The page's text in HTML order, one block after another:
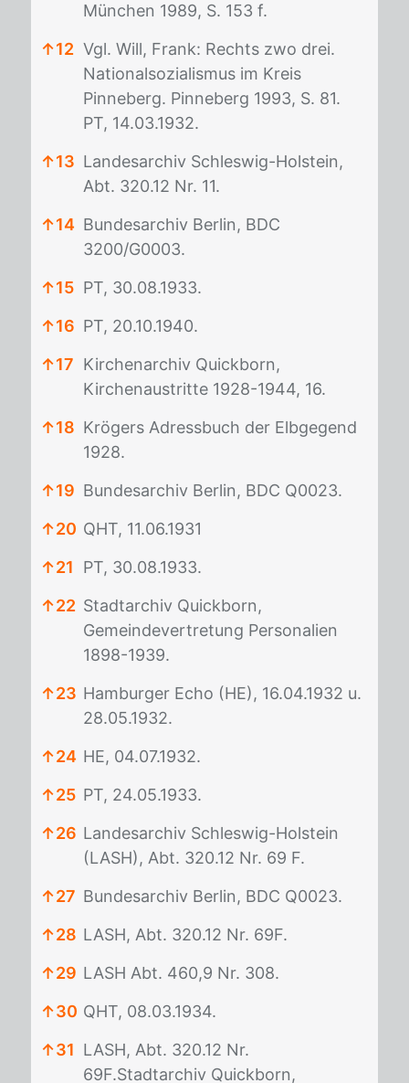
München 1989, S. 153 f.
↑12 Vgl. Will, Frank: Rechts zwo drei.
Nationalsozialismus im Kreis
Pinneberg. Pinneberg 1993, S. 81.
PT, 14.03.1932.
↑13 Landesarchiv Schleswig-Holstein,
Abt. 320.12 Nr. 11.
↑14 Bundesarchiv Berlin, BDC
3200/G0003.
↑15 PT, 30.08.1933.
↑16 PT, 20.10.1940.
↑17 Kirchenarchiv Quickborn,
Kirchenaustritte 1928-1944, 16.
↑18 Krögers Adressbuch der Elbgegend
1928.
↑19 Bundesarchiv Berlin, BDC Q0023.
↑20 QHT, 11.06.1931
↑21
PT, 30.08.1933.
↑22 Stadtarchiv Quickborn,
Gemeindevertretung Personalien
1898-1939.
↑23 Hamburger Echo (HE), 16.04.1932 u.
28.05.1932.
↑24 HE, 04.07.1932.
↑25 PT, 24.05.1933.
↑26 Landesarchiv Schleswig-Holstein
(LASH), Abt. 320.12 Nr. 69 F.
↑27 Bundesarchiv Berlin, BDC Q0023.
↑28 LASH, Abt. 320.12 Nr. 69F.
↑29 LASH Abt. 460,9 Nr. 308.
↑30 QHT, 08.03.1934.
↑31 LASH, Abt. 320.12 Nr.
69F.Stadtarchiv Quickborn,